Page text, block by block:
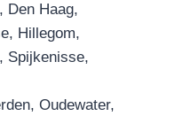
Den Haag,
Hillegom,
Spijkenisse,
Oudewater,